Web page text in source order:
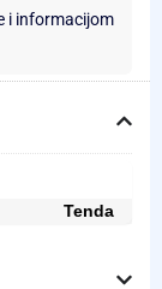
i informacijom
Tenda